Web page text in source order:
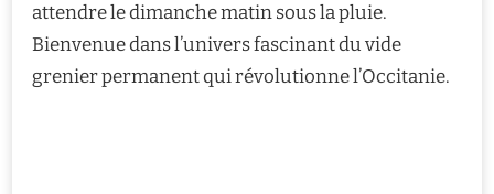
attendre le dimanche matin sous la pluie.
Bienvenue dans l’univers fascinant du vide
grenier permanent qui révolutionne l’Occitanie.